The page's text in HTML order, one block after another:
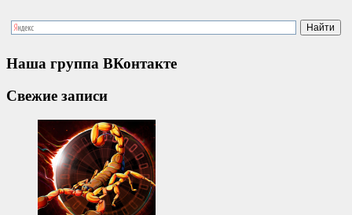
Наша группа ВКонтакте
Свежие записи